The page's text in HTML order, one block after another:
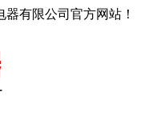
有限公司官方网站！